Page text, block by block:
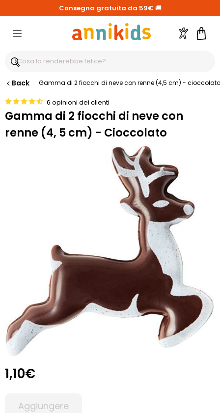
Consegna gratuita da 59€ 🚚
Account
Back Gamma di 2 fiocchi di neve con renne (4,5 cm) - cioccolato
6 opinioni dei clienti
Gamma di 2 fiocchi di neve con
renne (4, 5 cm) - Cioccolato
1,10€
Aggiungere